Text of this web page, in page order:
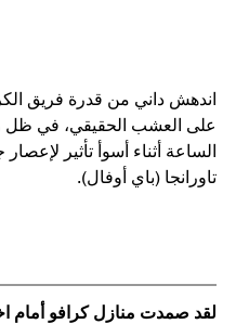
اندهش داني من قدرة فريق
الساعة أثناء أسوأ تأثير
تاورانجا (باي أوفال).